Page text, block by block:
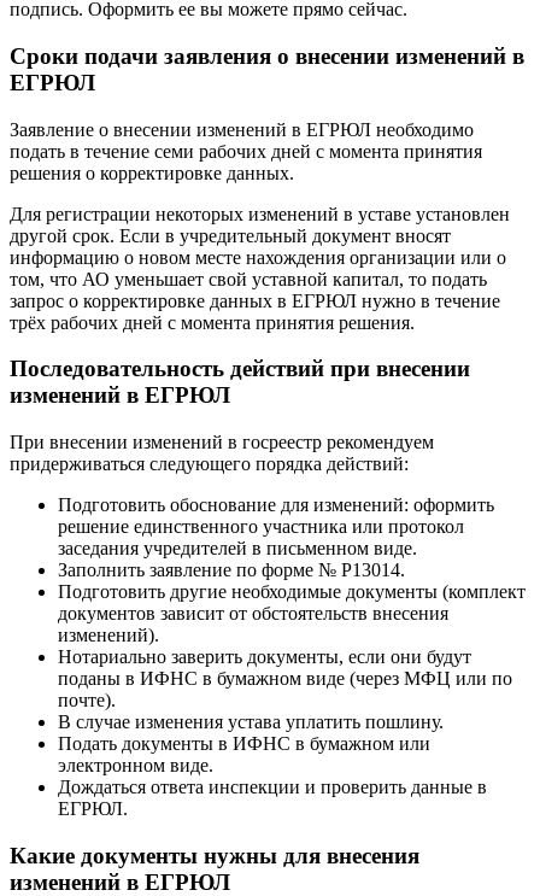
подпись. Оформить ее вы можете прямо сейчас.
Сроки подачи заявления о внесении изменений в
ЕГРЮЛ
Заявление о внесении изменений в ЕГРЮЛ необходимо
подать в течение семи рабочих дней с момента принятия
решения о корректировке данных.
Для регистрации некоторых изменений в уставе установлен
другой срок. Если в учредительный документ вносят
информацию о новом месте нахождения организации или о
том, что АО уменьшает свой уставной капитал, то подать
запрос о корректировке данных в ЕГРЮЛ нужно в течение
трёх рабочих дней с момента принятия решения.
Последовательность действий при внесении
изменений в ЕГРЮЛ
При внесении изменений в госреестр рекомендуем
придерживаться следующего порядка действий:
Подготовить обоснование для изменений: оформить
решение единственного участника или протокол
заседания учредителей в письменном виде.
Заполнить заявление по форме № Р13014.
Подготовить другие необходимые документы (комплект
документов зависит от обстоятельств внесения
изменений).
Нотариально заверить документы, если они будут
поданы в ИФНС в бумажном виде (через МФЦ или по
почте).
В случае изменения устава уплатить пошлину.
Подать документы в ИФНС в бумажном или
электронном виде.
Дождаться ответа инспекции и проверить данные в
ЕГРЮЛ.
Какие документы нужны для внесения
изменений в ЕГРЮЛ